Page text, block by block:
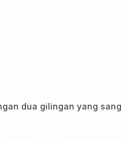
dua gilingan yang